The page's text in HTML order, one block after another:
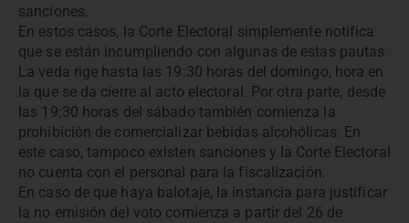
sanciones.
En estos casos, la Corte Electoral simplemente notifica
que se están incumpliendo con algunas de estas pautas.
La veda rige hasta las 19:30 horas del domingo, hora en
la que se da cierre al acto electoral. Por otra parte, desde
las 19:30 horas del sábado también comienza la
prohibición de comercializar bebidas alcohólicas. En
este caso, tampoco existen sanciones y la Corte Electoral
no cuenta con el personal para la fiscalización.
En caso de que haya balotaje, la instancia para justificar
la no emisión del voto comienza a partir del 26 de